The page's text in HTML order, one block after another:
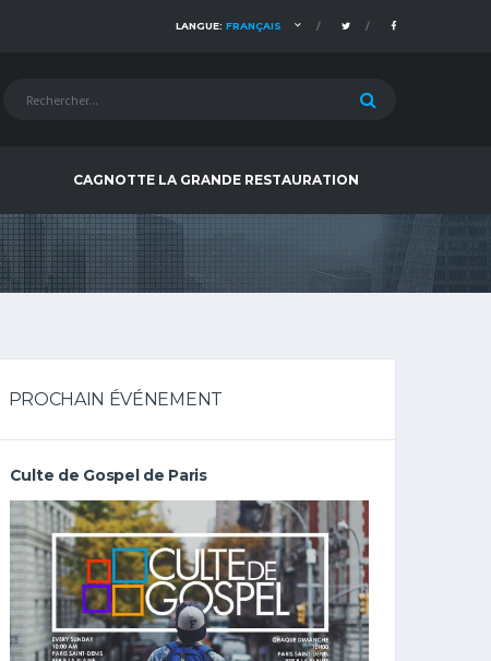
LANGUE: FRANÇAIS
CAGNOTTE LA GRANDE RESTAURATION
PROCHAIN ÉVÉNEMENT
Culte de Gospel de Paris